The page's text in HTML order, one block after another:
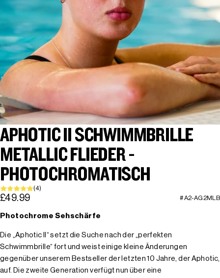
APHOTIC II SCHWIMMBRILLE
METALLIC FLIEDER -
PHOTOCHROMATISCH
(4)
£49.99 #A2-AG2MLB
Photochrome Sehschärfe
Die „Aphotic II“ setzt die Suche nach der „perfekten
Schwimmbrille“ fort und weist einige kleine Änderungen
gegenüber unserem Bestseller der letzten 10 Jahre, der Aphotic,
auf. Die zweite Generation verfügt nun über eine